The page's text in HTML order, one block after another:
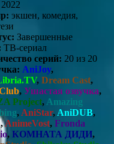
2022
экшен, комедия,
Завершенные
ТВ-сериал
серий: 20 из 20
AniJoy,
, Dream Cast,
, Ушастая озвучка,
Project, Amazing
, AniStar, AniDUB,
,AnimeVost, Fronda
, КОМНАТА ДИДИ,